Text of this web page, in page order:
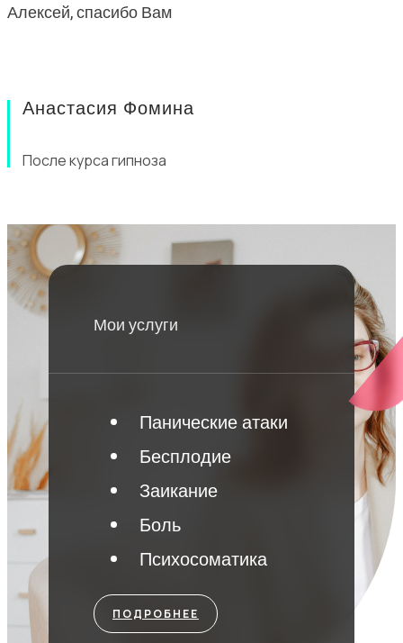
Алексей, спасибо Вам
Анастасия Фомина
После курса гипноза
Мои услуги
Панические атаки
Бесплодие
Заикание
Боль
Психосоматика
ПОДРОБНЕЕ